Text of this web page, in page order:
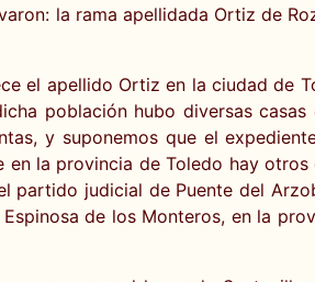
la rama apellidada Ortiz de
el apellido Ortiz en la ciudad de
población hubo diversas
y suponemos que el
la provincia de Toledo hay
partido judicial de Puente del
de los Monteros, en la